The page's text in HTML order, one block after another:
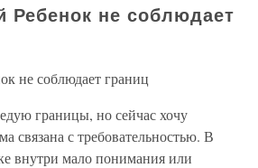
Ребенок не соблюдает
не соблюдает границ
границы, но сейчас хочу
связана с требовательностью. В
внутри мало понимания или